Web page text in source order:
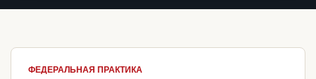
ФЕДЕРАЛЬНАЯ ПРАКТИКА